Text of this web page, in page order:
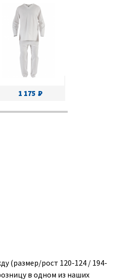
1 175
(размер/рост 120-124 / 194-
в одном из наших